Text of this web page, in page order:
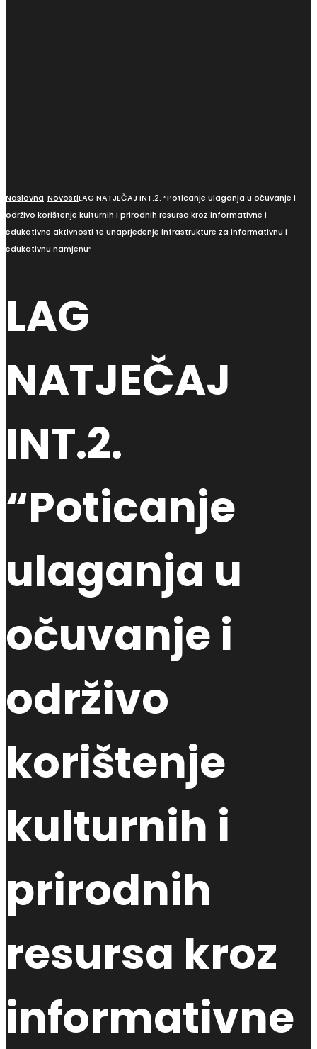
Naslovna NovostiLAG NATJEČAJ INT.2. “Poticanje ulaganja u očuvanje i
održivo korištenje kulturnih i prirodnih resursa kroz informativne i
edukativne aktivnosti te unaprjeđenje infrastrukture za informativnu i
edukativnu namjenu”
LAG
NATJEČAJ
INT.2.
“Poticanje
ulaganja u
očuvanje i
održivo
korištenje
kulturnih i
prirodnih
resursa kroz
informativne